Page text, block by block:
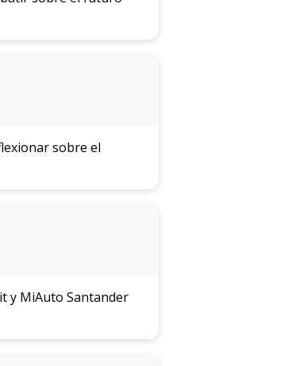
sobre el
y MiAuto Santander